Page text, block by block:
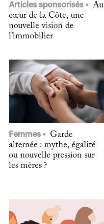
Articles sponsorisés
Au
cœur de la Côte, une
nouvelle vision de
l’immobilier
Femmes
Garde
alternée : mythe, égalité
ou nouvelle pression sur
les mères ?